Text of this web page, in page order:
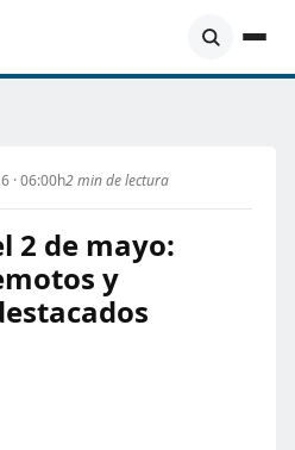
· 06:00h2 min de lectura
2 de mayo:
y